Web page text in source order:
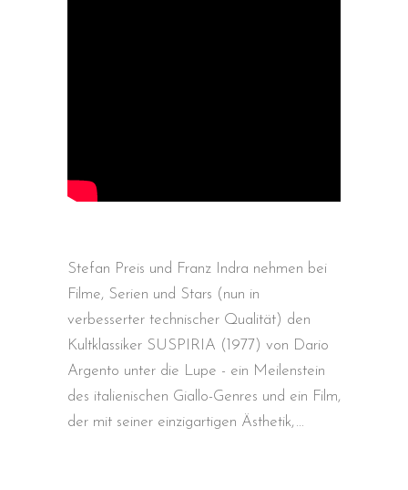
Stefan Preis und Franz Indra nehmen bei
Filme, Serien und Stars (nun in
verbesserter technischer Qualität) den
Kultklassiker SUSPIRIA (1977) von Dario
Argento unter die Lupe - ein Meilenstein
des italienischen Giallo-Genres und ein Film,
der mit seiner einzigartigen Ästhetik,